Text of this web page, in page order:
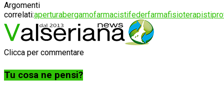
Argomenti
correlati:aperturabergamofarmacistifederfarmafisioterapisti
Clicca per commentare
Tu cosa ne pensi?